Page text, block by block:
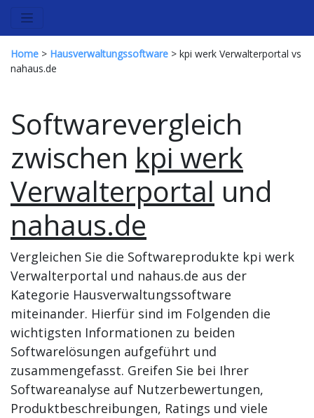
Home > Hausverwaltungssoftware > kpi werk Verwalterportal vs
nahaus.de
Softwarevergleich
zwischen kpi werk
Verwalterportal und
nahaus.de
Vergleichen Sie die Softwareprodukte kpi werk
Verwalterportal und nahaus.de aus der
Kategorie Hausverwaltungssoftware
miteinander. Hierfür sind im Folgenden die
wichtigsten Informationen zu beiden
Softwarelösungen aufgeführt und
zusammengefasst. Greifen Sie bei Ihrer
Softwareanalyse auf Nutzerbewertungen,
Produktbeschreibungen, Ratings und viele